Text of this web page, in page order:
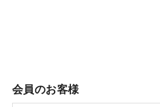
会員のお客様